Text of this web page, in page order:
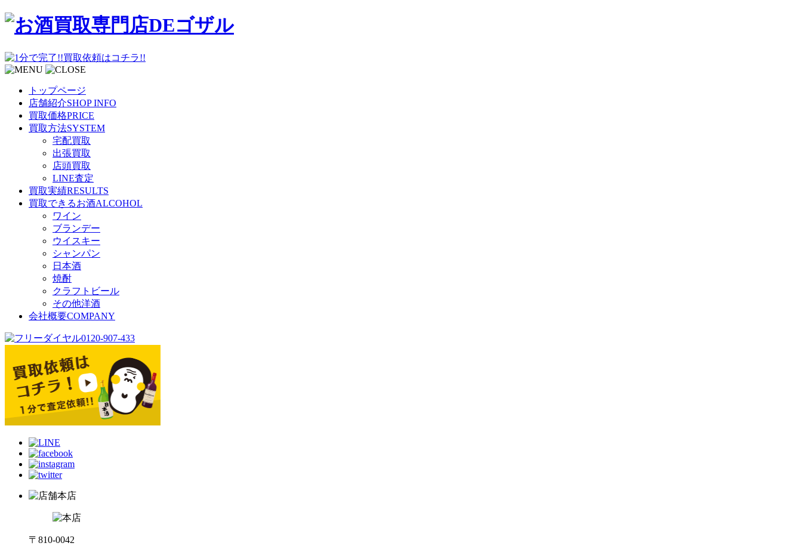
トップページ
店舗紹介SHOP INFO
買取価格PRICE
買取方法SYSTEM
宅配買取
出張買取
店頭買取
LINE査定
買取実績RESULTS
買取できるお酒ALCOHOL
ワイン
ブランデー
ウイスキー
シャンパン
日本酒
焼酎
クラフトビール
その他洋酒
会社概要COMPANY
本店
〒810-0042